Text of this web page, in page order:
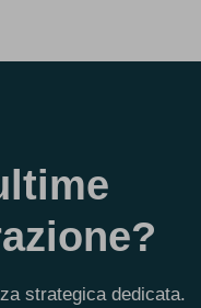
strategica dedicata.